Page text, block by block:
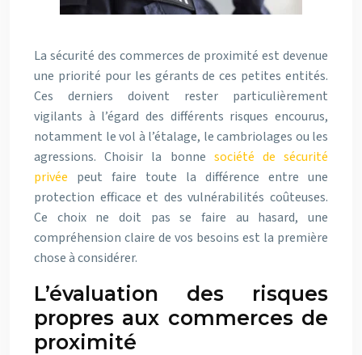
La sécurité des commerces de proximité est devenue
une priorité pour les gérants de ces petites entités.
Ces derniers doivent rester particulièrement
vigilants à l’égard des différents risques encourus,
notamment le vol à l’étalage, le cambriolages ou les
agressions. Choisir la bonne société de sécurité
privée peut faire toute la différence entre une
protection efficace et des vulnérabilités coûteuses.
Ce choix ne doit pas se faire au hasard, une
compréhension claire de vos besoins est la première
chose à considérer.
L’évaluation des risques
propres aux commerces de
proximité